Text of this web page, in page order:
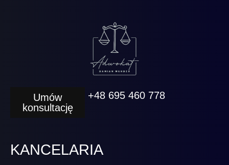
Umów
konsultację
+48 695 460 778
KANCELARIA